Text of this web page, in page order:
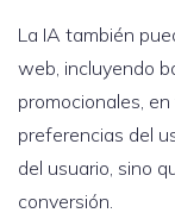
La IA también
web, incluyendo
promocionales,
preferencias del
del usuario, sino
conversión.